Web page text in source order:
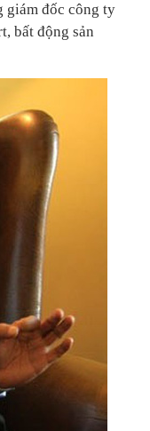
giám đốc công ty
bất động sản